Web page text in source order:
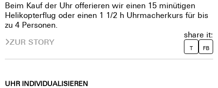
Beim Kauf der Uhr offerieren wir einen 15 minütigen
Helikopterflug oder einen 1 1/2 h Uhrmacherkurs für bis
zu 4 Personen.
ZUR STORY
share it:
T FB
UHR INDIVIDUALISIEREN